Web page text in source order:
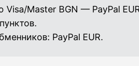
Visa/Master BGN — PayPal
PayPal EUR.